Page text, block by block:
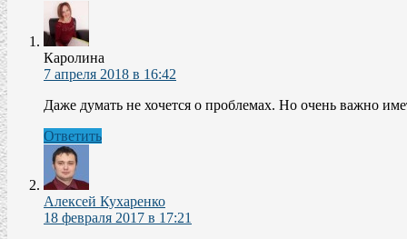
Каролина
7 апреля 2018 в 16:42
Даже думать не хочется о проблемах. Но очень важно
Ответить
Алексей Кухаренко
18 февраля 2017 в 17:21